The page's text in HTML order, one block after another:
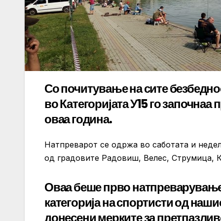
Со почитување на сите
во Категоријата У15 го
оваа година.
Натпреварот се одржа во саботата и
од градовите Радовиш, Велес, Струмица,
Оваа беше прво
категорија на спортисти од
донесени мерките за